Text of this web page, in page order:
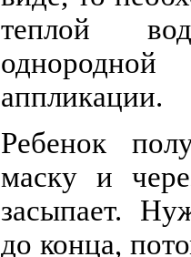
теплой
аппликации.
Ребенок
маску и
засыпает.
до конца,